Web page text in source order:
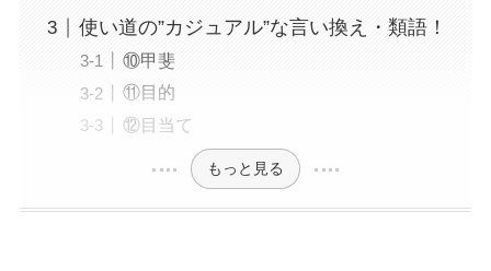
使い道の”カジュアル”な言い換え・類語！
⑩甲斐
⑪目的
⑫目当て
もっと見る